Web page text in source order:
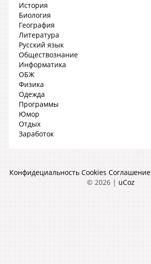
История
Биология
География
Литература
Русский язык
Обществознание
Информатика
ОБЖ
Физика
Одежда
Программы
Юмор
Отдых
Заработок
Конфидециальность Cookies Соглашение
© 2026| uCoz